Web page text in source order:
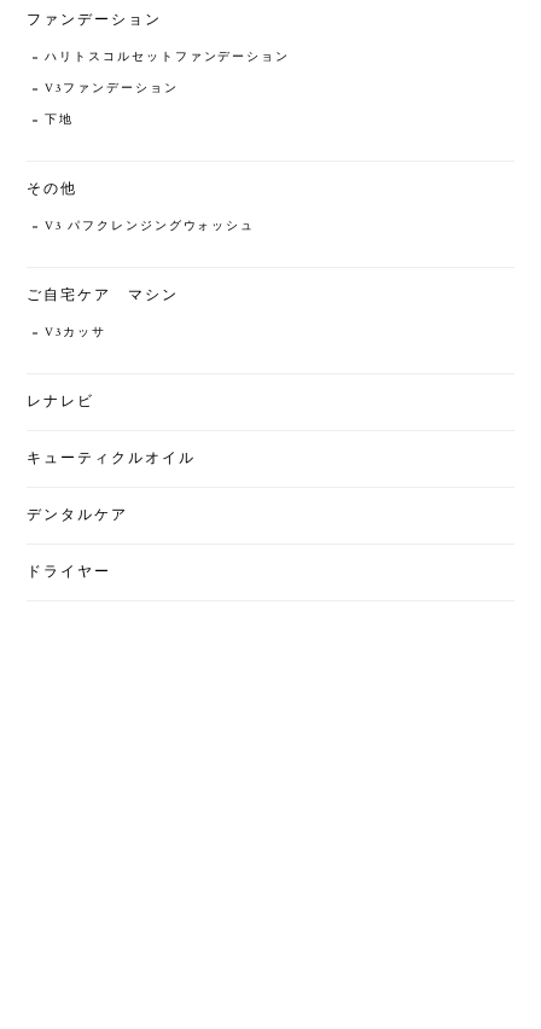
ファンデーション
ハリトスコルセットファンデーション
V3ファンデーション
下地
その他
V3 パフクレンジングウォッシュ
ご自宅ケア マシン
V3カッサ
レナレビ
キューティクルオイル
デンタルケア
ドライヤー